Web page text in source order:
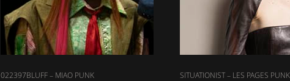
022397BLUFF – MIAO PUNK SITUATIONIST – LES PAGES PUNK